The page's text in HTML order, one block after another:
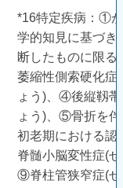
*16特定疾病：①が
学的知見に基づき
断したものに限
萎縮性側索硬化症
ょう)、④後縦靱帯
ょう)、⑤骨折を
初老期における
脊髄小脳変性症(
⑨脊柱管狭窄症(せ